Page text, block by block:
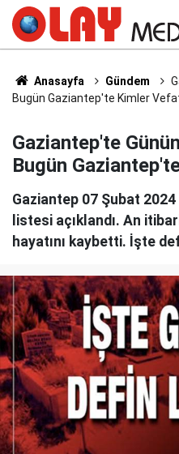
Anasayfa Gündem
Bugün Gaziantep'te Kimler
Gaziantep'te
Bugün
Gaziantep 07 Şubat
listesi açıklandı. An
hayatını kaybetti. İşte